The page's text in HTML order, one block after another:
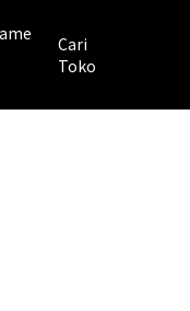
Cari
Toko